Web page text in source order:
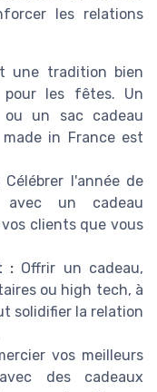
les relations
une tradition bien
pour les fêtes. Un
ou un sac cadeau
in France est
Célébrer l'année de
un cadeau
clients que vous
: Offrir un cadeau,
ou high tech, à
solidifier la relation
vos meilleurs
des cadeaux